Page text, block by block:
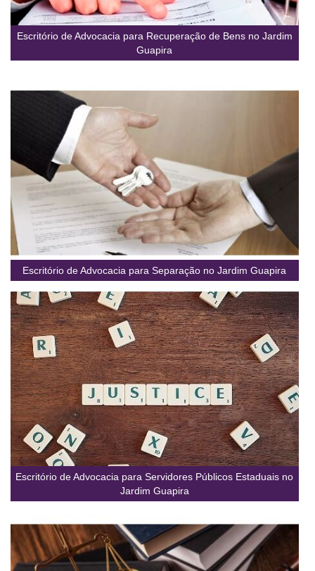
Escritório de Advocacia para Recuperação de Bens no Jardim
Guapira
Escritório de Advocacia para Separação no Jardim Guapira
Escritório de Advocacia para Servidores Públicos Estaduais no
Jardim Guapira